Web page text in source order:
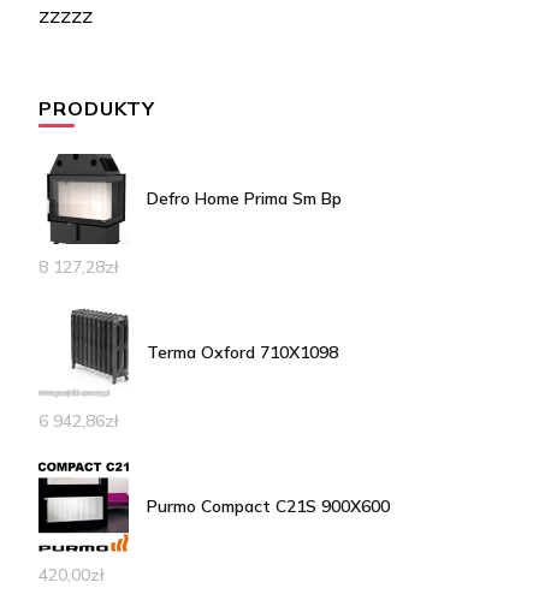
zzzzz
PRODUKTY
Defro Home Prima Sm Bp
8 127,28zł
Terma Oxford 710X1098
6 942,86zł
Purmo Compact C21S 900X600
420,00zł